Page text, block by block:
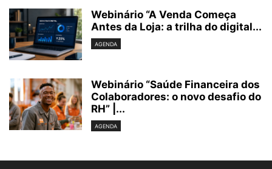
Webinário “A Venda Começa
Antes da Loja: a trilha do digital...
AGENDA
Webinário “Saúde Financeira dos
Colaboradores: o novo desafio do
RH” |...
AGENDA